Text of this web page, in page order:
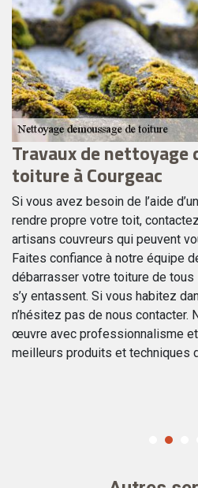
Travaux de nettoyage
toiture à Courgeac
Si vous avez besoin de l’aide
rendre propre votre toit,
artisans couvreurs qui peuvent
Faites confiance à notre équipe
débarrasser votre toiture de
s’y entassent. Si vous habitez
n’hésitez pas de nous contacter.
œuvre avec professionnalisme
meilleurs produits et techniques